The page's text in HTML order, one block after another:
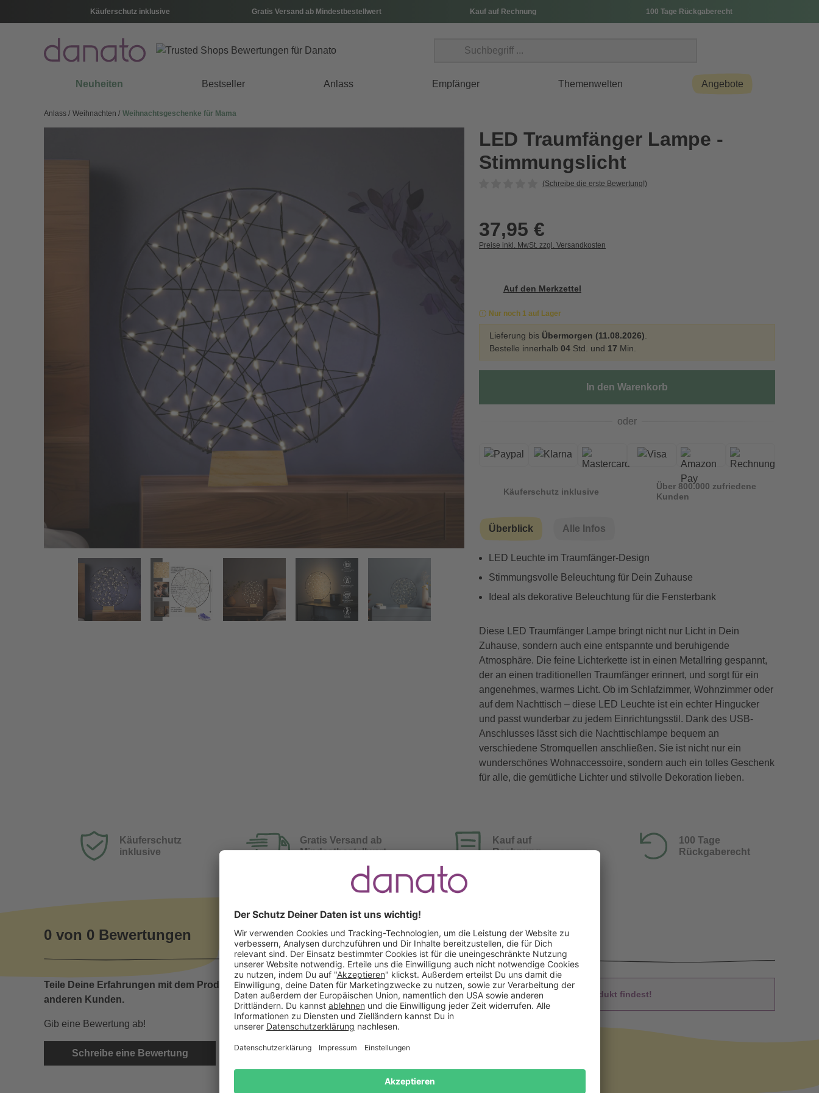
Käuferschutz inklusive Gratis Versand ab Mindestbestellwert Kauf auf Rechnung 100 Tage Rückgaberecht
Neuheiten Bestseller Anlass Empfänger Themenwelten Angebote
Anlass Weihnachten Weihnachtsgeschenke für Mama
Zurück Vorwärts
LED Traumfänger Lampe -
Stimmungslicht
(Schreibe die erste Bewertung!)
37,95 €
Preise inkl. MwSt. zzgl. Versandkosten
Auf den Merkzettel
Nur noch 1 auf Lager
Lieferung bis Übermorgen (11.08.2026)
Bestelle innerhalb 04 Std. und 17 Min.
In den Warenkorb
oder
Käuferschutz inklusive
Über 800.000 zufriedene
Kunden
Überblick Alle Infos
LED Leuchte im Traumfänger-Design
Stimmungsvolle Beleuchtung für Dein Zuhause
Ideal als dekorative Beleuchtung für die Fensterbank
Diese LED Traumfänger Lampe bringt nicht nur Licht in Dein
Zuhause, sondern auch eine entspannte und beruhigende
Atmosphäre. Die feine Lichterkette ist in einen Metallring gespannt,
der an einen traditionellen Traumfänger erinnert, und sorgt für ein
angenehmes, warmes Licht. Ob im Schlafzimmer, Wohnzimmer oder
auf dem Nachttisch – diese LED Leuchte ist ein echter Hingucker
und passt wunderbar zu jedem Einrichtungsstil. Dank des USB-
Anschlusses lässt sich die Nachttischlampe bequem an
verschiedene Stromquellen anschließen. Sie ist nicht nur ein
wunderschönes Wohnaccessoire, sondern auch ein tolles Geschenk
für alle, die gemütliche Lichter und stilvolle Dekoration lieben.
Käuferschutz
inklusive
Gratis Versand ab
Mindestbestellwert
Kauf auf
Rechnung
100 Tage
Rückgaberecht
0 von 0 Bewertungen
Teile Deine Erfahrungen mit dem Produkt mit
anderen Kunden.
Gib eine Bewertung ab!
Schreibe eine Bewertung
Das sagen unsere Kunden
Keine Bewertungen gefunden. Lass uns wissen, wie Du das Produkt findest!